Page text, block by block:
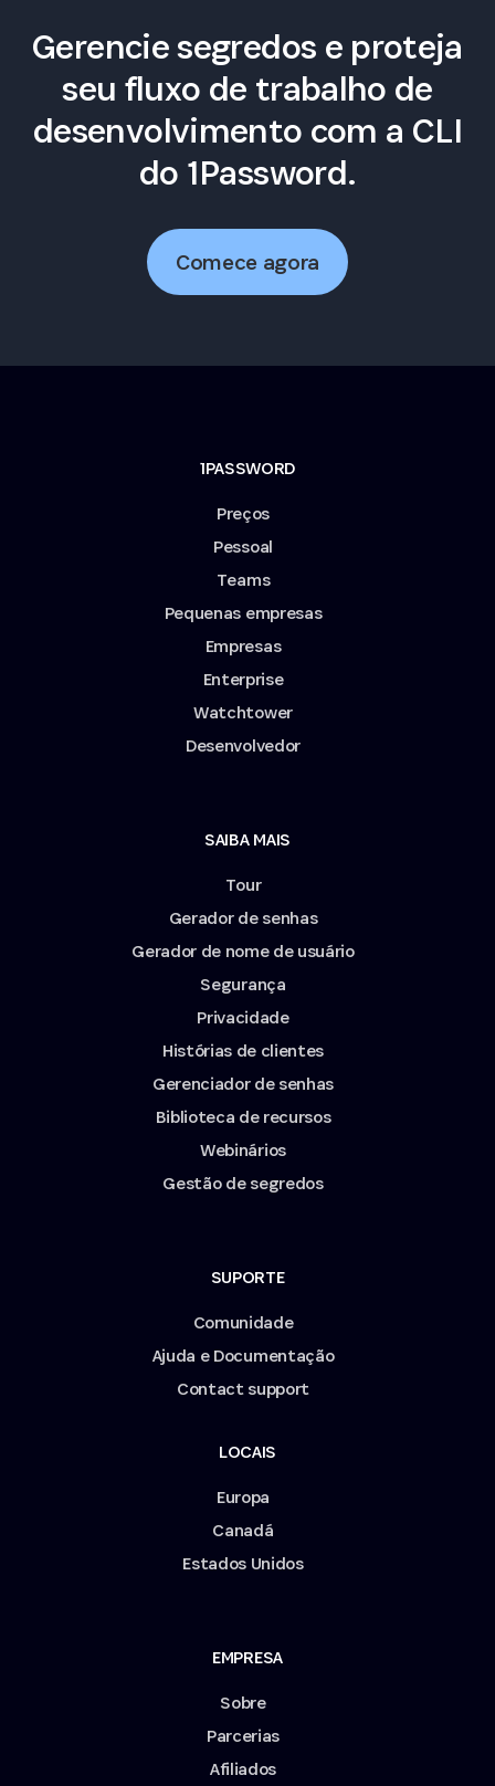
Gerencie segredos e proteja
seu fluxo de trabalho de
desenvolvimento com a CLI
do 1Password.
Comece agora
1PASSWORD
Preços
Pessoal
Teams
Pequenas empresas
Empresas
Enterprise
Watchtower
Desenvolvedor
SAIBA MAIS
Tour
Gerador de senhas
Gerador de nome de usuário
Segurança
Privacidade
Histórias de clientes
Gerenciador de senhas
Biblioteca de recursos
Webinários
Gestão de segredos
SUPORTE
Comunidade
Ajuda e Documentação
Contact support
LOCAIS
Europa
Canadá
Estados Unidos
EMPRESA
Sobre
Parcerias
Afiliados